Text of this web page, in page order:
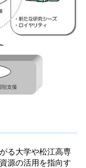
る大学や松江高専
源の活用を指向す